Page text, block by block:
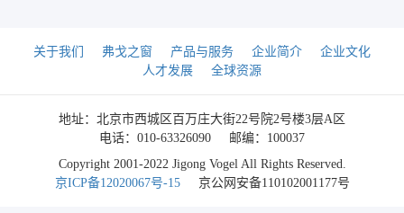
关于我们 弗戈之窗 产品与服务 企业简介
企业文化
人才发展
全球资源
地址：北京市西城区百万庄大街22号院2号楼3层A区
电话：010-63326090
邮编：100037
Copyright 2001-2022 Jigong Vogel All Rights Reserved.
京ICP备12020067号-15
京公网安备110102001177号